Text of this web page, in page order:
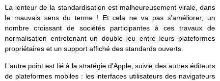
La lenteur de la standardisation est malheureusement virale, dans
le mauvais sens du terme ! Et cela ne va pas s’améliorer, un
nombre croissant de sociétés participantes à ces travaux de
normalisation entretenant un double jeu entre leurs plateformes
propriétaires et un support affiché des standards ouverts.
L’autre point est lié à la stratégie d’Apple, suivie des autres éditeurs
de plateformes mobiles : les interfaces utilisateurs des navigateurs